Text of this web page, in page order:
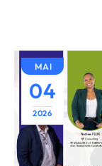
MAI
04
2026